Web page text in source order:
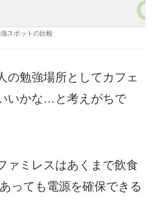
スポットの比較
の勉強場所としてカフェ
いかな…と考えがちで
ァミレスはあくまで飲食
っても電源を確保できる